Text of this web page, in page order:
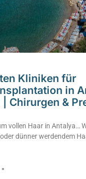
Kliniken für
in
| Chirurgen &
vollen Haar in Antalya…
dünner werdendem
"